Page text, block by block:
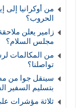
من أوكرانيا إلى
الحروب؟
زامير يعلن
مجلس السلام؟
من المكالمات
تواصلنا؟
سينقل جوا من
بتسليم السفير
ثلاثة مؤشرات